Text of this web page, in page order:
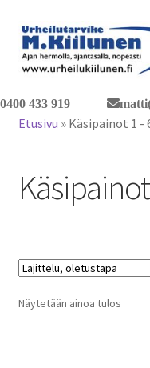
0400 433 919
Siirry
navigointiin
Siirry
sisältöön
Tervetuloa
Yhteystiedot
Etusivu » Käsipainot 1 -
Näytetään ainoa tulos